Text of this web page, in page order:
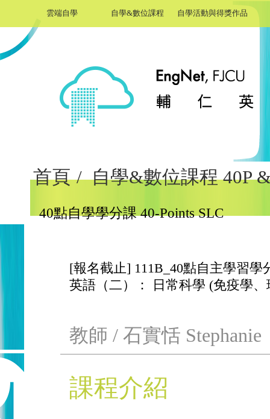
雲端自學 自學&數位課程 自學活動與得獎作品
首頁 / 自學&數位課程 40P
40點自學學分課 40-Points SLC
[報名截止] 111B_40點自主學習學
英語（二）： 日常科學 (免疫學
教師 / 石實恬 Stephanie
課程介紹